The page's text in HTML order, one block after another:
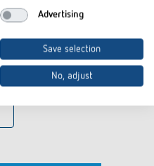
theben-timer 26 IP 44-CE
declaration of conformity (252,5
theben-timer 26 IP 44 (751,0 kB)
Advertising
Save selection
No, adjust